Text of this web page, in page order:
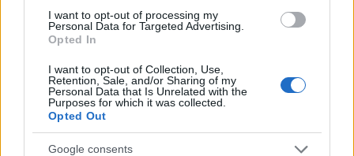
I want to opt-out of processing my
Personal Data for Targeted Advertising.
Opted In
I want to opt-out of Collection, Use,
Retention, Sale, and/or Sharing of my
Personal Data that Is Unrelated with the
Purposes for which it was collected.
Opted Out
Google consents
Süsüék már csak két napig lesznek Pakson
Kiléptek a mesekönyvek és mesefilmek világából és
embernagyságú bábok formájában láthatók Csukás István
mesehősei a paksi Csengey Dénes Kulturális Központban.